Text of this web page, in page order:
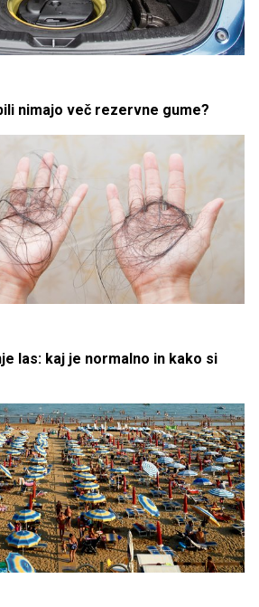
nimajo več rezervne gume?
las: kaj je normalno in kako si